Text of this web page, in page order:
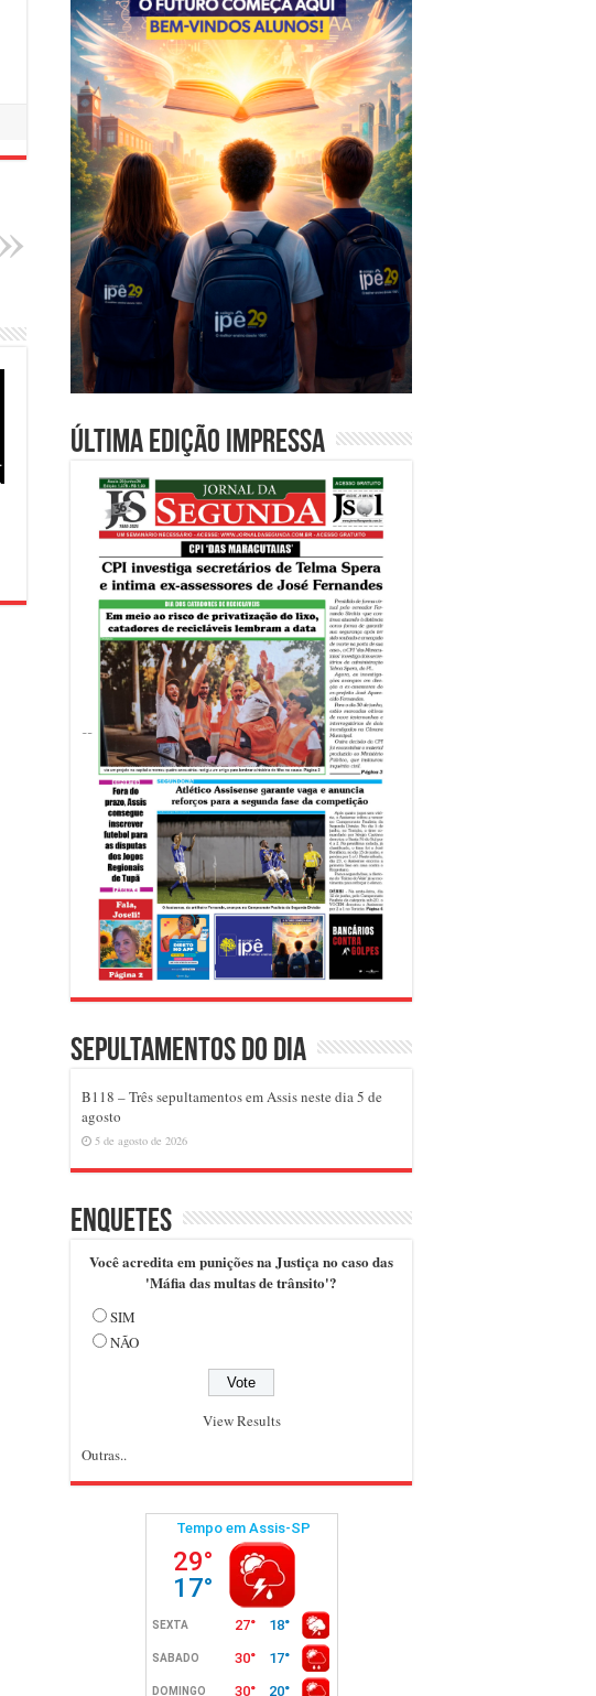
Última edição impressa
Sepultamentos do dia
B118 – Três sepultamentos em Assis neste dia 5 de
agosto
5 de agosto de 2026
Enquetes
Você acredita em punições na Justiça no caso das
'Máfia das multas de trânsito'?
SIM
NÃO
View Results
Outras..